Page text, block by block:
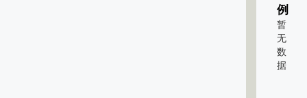
例
暂
无
数
据